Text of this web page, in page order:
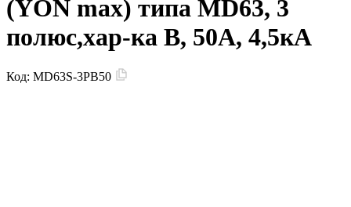
(YON max) типа MD63, 3
полюс,хар-ка B, 50А, 4,5кА
Код: MD63S-3PB50